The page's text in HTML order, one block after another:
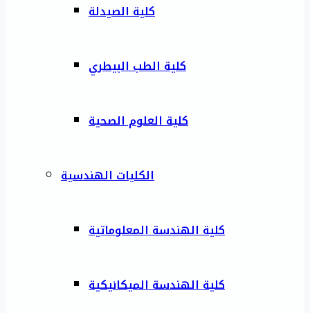
كلية الصيدلة
كلية الطب البيطري
كلية العلوم الصحية
الكليات الهندسية
كلية الهندسة المعلوماتية
كلية الهندسة الميكانيكية